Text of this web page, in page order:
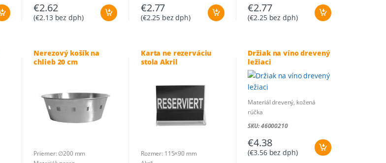
€2.62
(€2.13bez dph)
€2.77
(€2.25 bez dph)
€2.77
(€2.25bez dph)
Nerezový košík na
chlieb 20 cm
Priemer: ∅200 mm
Karta ne rezerváciu
stola Akril
Rozmer: 115×90 mm
Držiak na víno drevený
ležiaci
Materiál drevený, kožená
rúčka
Rozmer: 360x110x110 mm
SKU: 46000210
€4.38
(€3.56bez dph)